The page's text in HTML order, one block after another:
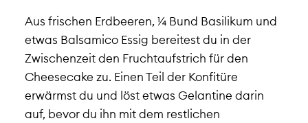
Aus frischen Erdbeeren, ¼ Bund Basilikum und
etwas Balsamico Essig bereitest du in der
Zwischenzeit den Fruchtaufstrich für den
Cheesecake zu. Einen Teil der Konfitüre
erwärmst du und löst etwas Gelantine darin
auf, bevor du ihn mit dem restlichen